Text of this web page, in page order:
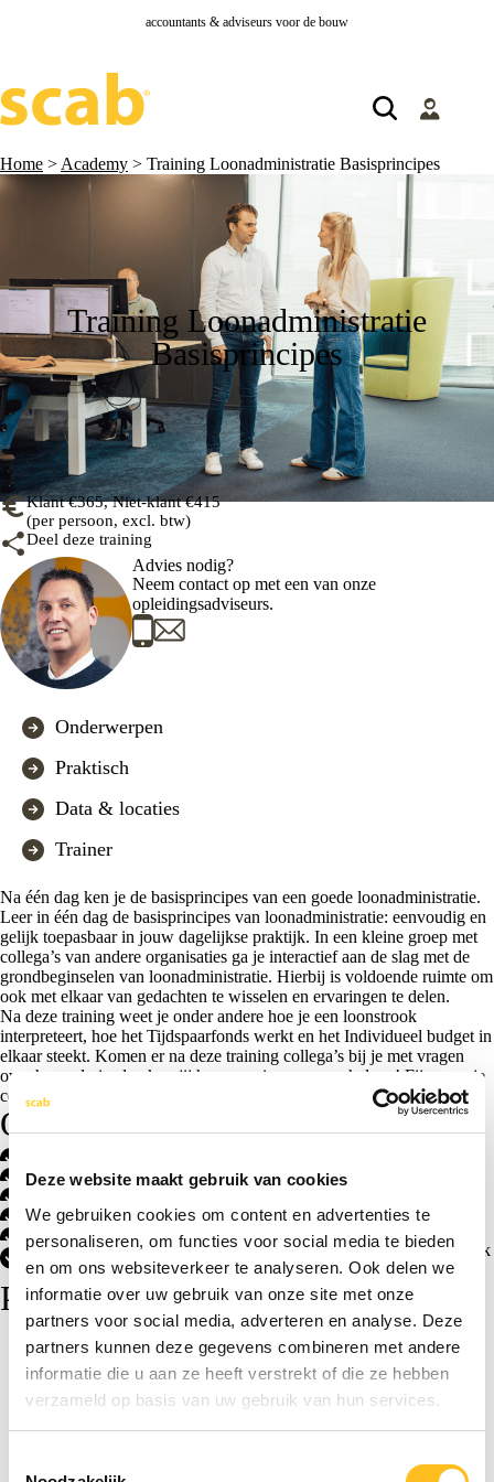
Deze website maakt gebruik van cookies
We gebruiken cookies om content en advertenties te
personaliseren, om functies voor social media te bieden
en om ons websiteverkeer te analyseren. Ook delen we
informatie over uw gebruik van onze site met onze
partners voor social media, adverteren en analyse. Deze
partners kunnen deze gegevens combineren met andere
informatie die u aan ze heeft verstrekt of die ze hebben
verzameld op basis van uw gebruik van hun services.
accountants & adviseurs voor de bouw
Home > Academy > Training Loonadministratie Basisprincipes
Training Loonadministratie
Basisprincipes
Onderwerpen
Praktisch
Data & locaties
Trainer
Na één dag ken je de basisprincipes van een goede loonadministratie.
Leer in één dag de basisprincipes van loonadministratie: eenvoudig en
gelijk toepasbaar in jouw dagelijkse praktijk. In een kleine groep met
collega’s van andere organisaties ga je interactief aan de slag met de
grondbeginselen van loonadministratie. Hierbij is voldoende ruimte om
ook met elkaar van gedachten te wisselen en ervaringen te delen.
Na deze training weet je onder andere hoe je een loonstrook
interpreteert, hoe het Tijdspaarfonds werkt en het Individueel budget in
elkaar steekt. Komen er na deze training collega’s bij je met vragen
over hun salaris, dan kun jij hen nu prima op weg helpen! Fijn voor je
collega’s en het geeft verdieping aan je vak.
Onderwerpen
Uitleg alle begrippen op de loonstrook (bruto-netto berekening)
Auto/fiets van de zaak
Afdrachten belastingdienst/pensioen
Alle verlofsoorten
In relatie tot Bouw & Infra: tijdspaarfonds en 4-daagse werkweek
55-plussers
Praktisch
Doelgroep
Klant €365, Niet-klant €415
(per persoon, excl. btw)
Deel deze training
Advies nodig?
Neem contact op met een van onze
opleidingsadviseurs.